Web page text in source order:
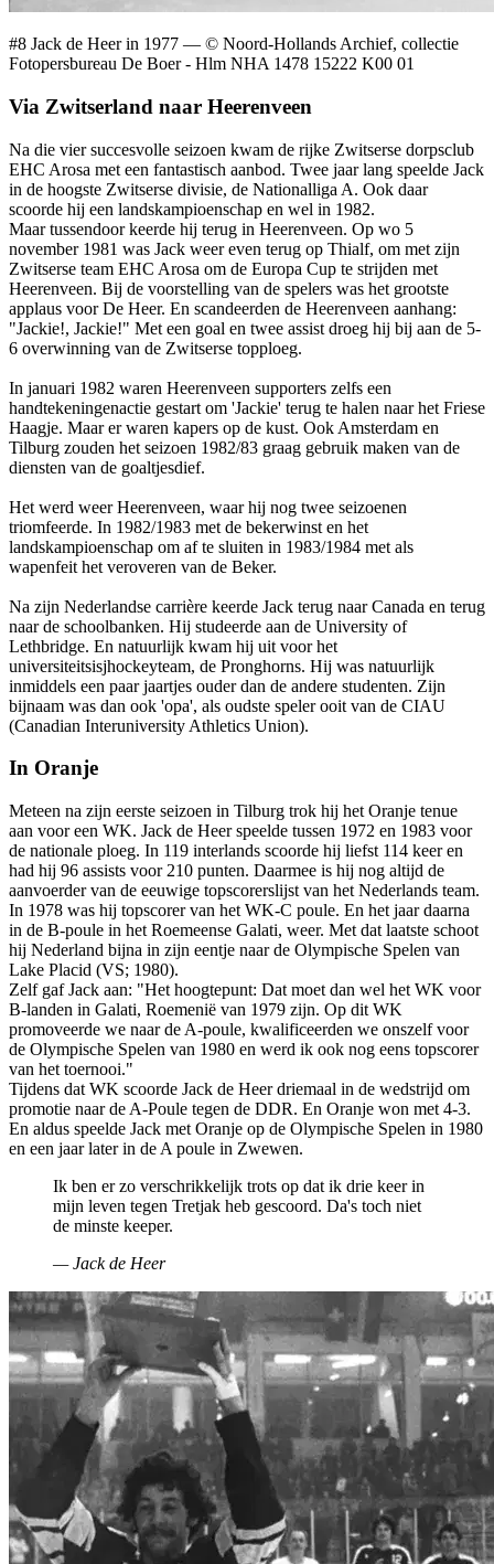
#8 Jack de Heer in 1977 — © Noord-Hollands Archief, collectie
Fotopersbureau De Boer - Hlm NHA 1478 15222 K00 01
Via Zwitserland naar Heerenveen
Na die vier succesvolle seizoen kwam de rijke Zwitserse dorpsclub
EHC Arosa met een fantastisch aanbod. Twee jaar lang speelde Jack
in de hoogste Zwitserse divisie, de Nationalliga A. Ook daar
scoorde hij een landskampioenschap en wel in 1982.
Maar tussendoor keerde hij terug in Heerenveen. Op wo 5
november 1981 was Jack weer even terug op Thialf, om met zijn
Zwitserse team EHC Arosa om de Europa Cup te strijden met
Heerenveen. Bij de voorstelling van de spelers was het grootste
applaus voor De Heer. En scandeerden de Heerenveen aanhang:
"Jackie!, Jackie!" Met een goal en twee assist droeg hij bij aan de 5-
6 overwinning van de Zwitserse topploeg.
In januari 1982 waren Heerenveen supporters zelfs een
handtekeningenactie gestart om 'Jackie' terug te halen naar het Friese
Haagje. Maar er waren kapers op de kust. Ook Amsterdam en
Tilburg zouden het seizoen 1982/83 graag gebruik maken van de
diensten van de goaltjesdief.
Het werd weer Heerenveen, waar hij nog twee seizoenen
triomfeerde. In 1982/1983 met de bekerwinst en het
landskampioenschap om af te sluiten in 1983/1984 met als
wapenfeit het veroveren van de Beker.
Na zijn Nederlandse carrière keerde Jack terug naar Canada en terug
naar de schoolbanken. Hij studeerde aan de University of
Lethbridge. En natuurlijk kwam hij uit voor het
universiteitsisjhockeyteam, de Pronghorns. Hij was natuurlijk
inmiddels een paar jaartjes ouder dan de andere studenten. Zijn
bijnaam was dan ook 'opa', als oudste speler ooit van de CIAU
(Canadian Interuniversity Athletics Union).
In Oranje
Meteen na zijn eerste seizoen in Tilburg trok hij het Oranje tenue
aan voor een WK. Jack de Heer speelde tussen 1972 en 1983 voor
de nationale ploeg. In 119 interlands scoorde hij liefst 114 keer en
had hij 96 assists voor 210 punten. Daarmee is hij nog altijd de
aanvoerder van de eeuwige topscorerslijst van het Nederlands team.
In 1978 was hij topscorer van het WK-C poule. En het jaar daarna
in de B-poule in het Roemeense Galati, weer. Met dat laatste schoot
hij Nederland bijna in zijn eentje naar de Olympische Spelen van
Lake Placid (VS; 1980).
Zelf gaf Jack aan: "Het hoogtepunt: Dat moet dan wel het WK voor
B-landen in Galati, Roemenië van 1979 zijn. Op dit WK
promoveerde we naar de A-poule, kwalificeerden we onszelf voor
de Olympische Spelen van 1980 en werd ik ook nog eens topscorer
van het toernooi."
Tijdens dat WK scoorde Jack de Heer driemaal in de wedstrijd om
promotie naar de A-Poule tegen de DDR. En Oranje won met 4-3.
En aldus speelde Jack met Oranje op de Olympische Spelen in 1980
en een jaar later in de A poule in Zwewen.
Ik ben er zo verschrikkelijk trots op dat ik drie keer in
mijn leven tegen Tretjak heb gescoord. Da's toch niet
de minste keeper.
— Jack de Heer